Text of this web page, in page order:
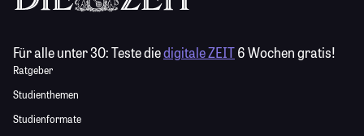
Für alle unter 30:Teste diedigitale ZEIT6 Wochen gratis!
Ratgeber
Studienthemen
Studienformate